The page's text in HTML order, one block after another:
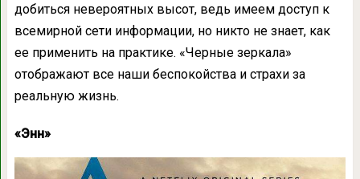
добиться невероятных высот, ведь имеем доступ к
всемирной сети информации, но никто не знает, как
ее применить на практике. «Черные зеркала»
отображают все наши беспокойства и страхи за
реальную жизнь.
«Энн»